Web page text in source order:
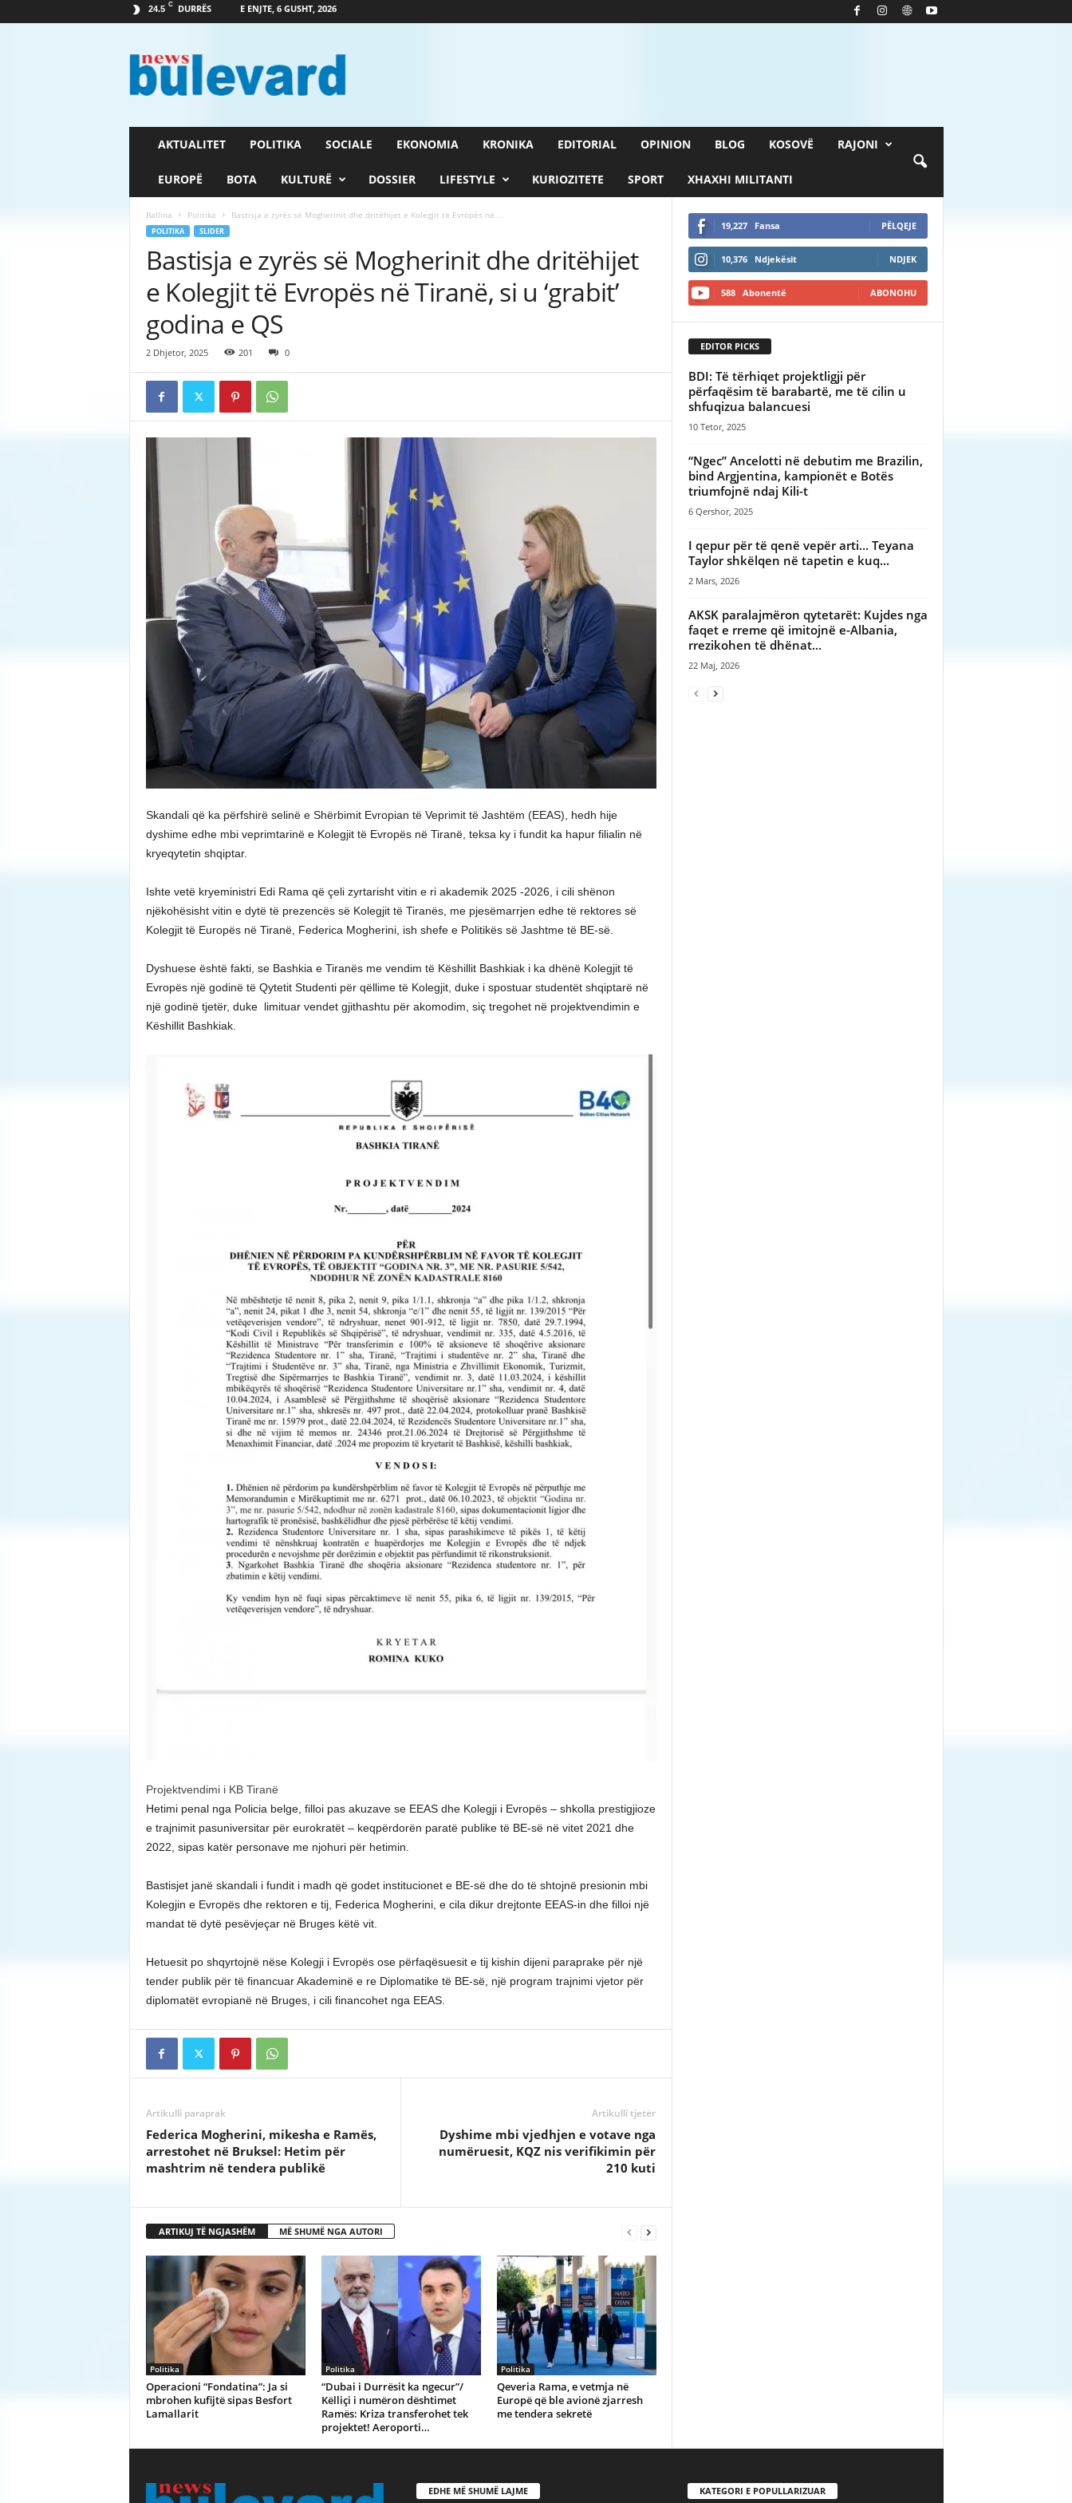
24.5 C DURRËS E ENJTE, 6 GUSHT, 2026
a
AKTUALITET POLITIKA SOCIALE EKONOMIA KRONIKA EDITORIAL OPINION BLOG KOSOVË RAJONI
EUROPË BOTA KULTURË DOSSIER LIFESTYLE KURIOZITETE SPORT XHAXHI MILITANTI
Ballina Politika Bastisja e zyrës së Mogherinit dhe dritëhijet e Kolegjit të Evropës në...
POLITIKA SLIDER
Bastisja e zyrës së Mogherinit dhe dritëhijet
e Kolegjit të Evropës në Tiranë, si u ‘grabit’
godina e QS
2 Dhjetor, 2025 201 0
Skandali që ka përfshirë selinë e Shërbimit Evropian të Veprimit të Jashtëm (EEAS), hedh hije
dyshime edhe mbi veprimtarinë e Kolegjit të Evropës në Tiranë, teksa ky i fundit ka hapur filialin në
kryeqytetin shqiptar.
Ishte vetë kryeministri Edi Rama që çeli zyrtarisht vitin e ri akademik 2025 -2026, i cili shënon
njëkohësisht vitin e dytë të prezencës së Kolegjit të Tiranës, me pjesëmarrjen edhe të rektores së
Kolegjit të Europës në Tiranë, Federica Mogherini, ish shefe e Politikës së Jashtme të BE-së.
Dyshuese është fakti, se Bashkia e Tiranës me vendim të Këshillit Bashkiak i ka dhënë Kolegjit të
Evropës një godinë të Qytetit Studenti për qëllime të Kolegjit, duke i spostuar studentët shqiptarë në
një godinë tjetër, duke limituar vendet gjithashtu për akomodim, siç tregohet në projektvendimin e
Këshillit Bashkiak.
Projektvendimi i KB Tiranë
Hetimi penal nga Policia belge, filloi pas akuzave se EEAS dhe Kolegji i Evropës – shkolla prestigjioze
e trajnimit pasuniversitar për eurokratët – keqpërdorën paratë publike të BE-së në vitet 2021 dhe
2022, sipas katër personave me njohuri për hetimin.
Bastisjet janë skandali i fundit i madh që godet institucionet e BE-së dhe do të shtojnë presionin mbi
Kolegjin e Evropës dhe rektoren e tij, Federica Mogherini, e cila dikur drejtonte EEAS-in dhe filloi një
mandat të dytë pesëvjeçar në Bruges këtë vit.
Hetuesit po shqyrtojnë nëse Kolegji i Evropës ose përfaqësuesit e tij kishin dijeni paraprake për një
tender publik për të financuar Akademinë e re Diplomatike të BE-së, një program trajnimi vjetor për
diplomatët evropianë në Bruges, i cili financohet nga EEAS.
Artikulli paraprak
Federica Mogherini, mikesha e Ramës,
arrestohet në Bruksel: Hetim për
mashtrim në tendera publikë
Artikulli tjetër
Dyshime mbi vjedhjen e votave nga
numëruesit, KQZ nis verifikimin për
210 kuti
ARTIKUJ TË NGJASHËM MË SHUMË NGA AUTORI
Politika
Operacioni “Fondatina”: Ja si
mbrohen kufijtë sipas Besfort
Lamallarit
Politika
“Dubai i Durrësit ka ngecur”/
Këlliçi i numëron dështimet
Ramës: Kriza transferohet tek
projektet! Aeroporti…
Politika
Qeveria Rama, e vetmja në
Europë që ble avionë zjarresh
me tendera sekretë
19,227 Fansa PËLQEJE
10,376 Ndjekësit NDJEK
588 Abonentë ABONOHU
EDITOR PICKS
BDI: Të tërhiqet projektligji për
përfaqësim të barabartë, me të cilin u
shfuqizua balancuesi
10 Tetor, 2025
“Ngec” Ancelotti në debutim me Brazilin,
bind Argjentina, kampionët e Botës
triumfojnë ndaj Kili-t
6 Qershor, 2025
I qepur për të qenë vepër arti… Teyana
Taylor shkëlqen në tapetin e kuq...
2 Mars, 2026
AKSK paralajmëron qytetarët: Kujdes nga
faqet e rreme që imitojnë e-Albania,
rrezikohen të dhënat...
22 Maj, 2026
EDHE MË SHUMË LAJME KATEGORI E POPULLARIZUAR